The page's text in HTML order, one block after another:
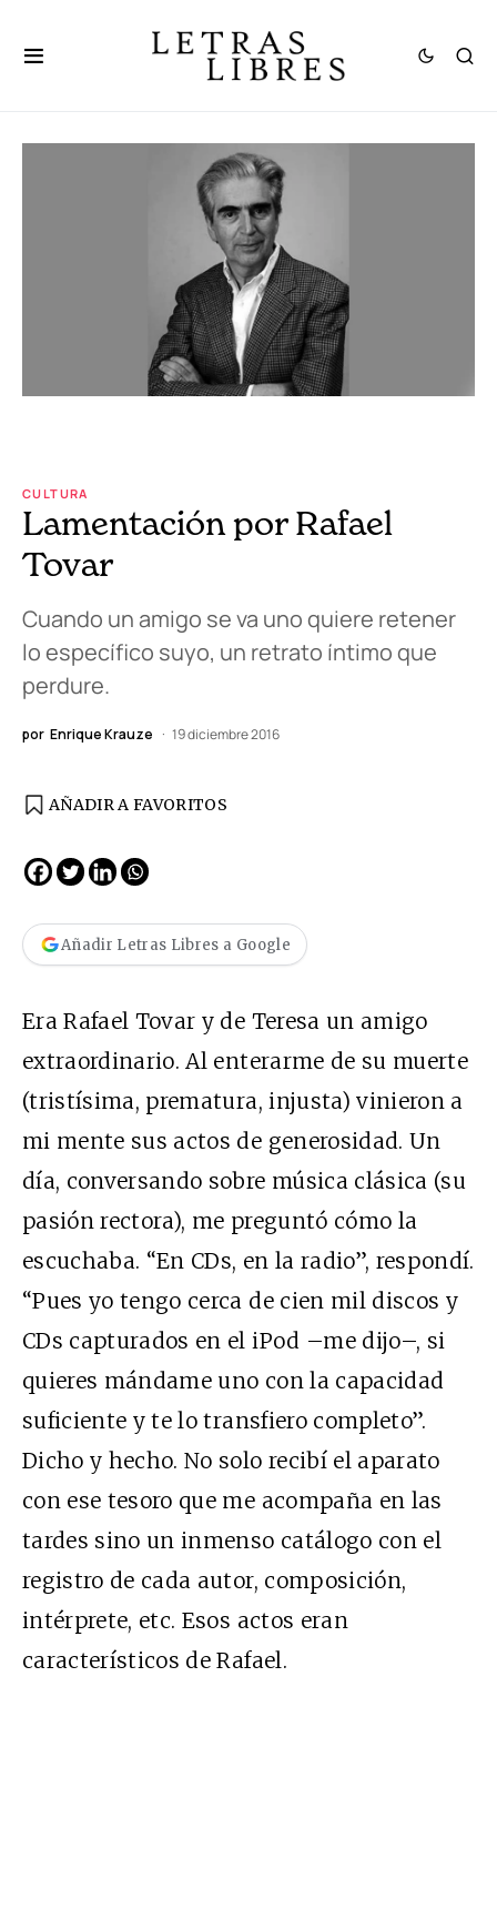
CULTURA
Lamentación por Rafael
Tovar
Cuando un amigo se va uno quiere retener
lo específico suyo, un retrato íntimo que
perdure.
por Enrique Krauze 19 diciembre 2016
AÑADIR A FAVORITOS
Añadir Letras Libres a Google
Era Rafael Tovar y de Teresa un amigo
extraordinario. Al enterarme de su muerte
(tristísima, prematura, injusta) vinieron a
mi mente sus actos de generosidad. Un
día, conversando sobre música clásica (su
pasión rectora), me preguntó cómo la
escuchaba. “En CDs, en la radio”, respondí.
“Pues yo tengo cerca de cien mil discos y
CDs capturados en el iPod –me dijo–, si
quieres mándame uno con la capacidad
suficiente y te lo transfiero completo”.
Dicho y hecho. No solo recibí el aparato
con ese tesoro que me acompaña en las
tardes sino un inmenso catálogo con el
registro de cada autor, composición,
intérprete, etc. Esos actos eran
característicos de Rafael.